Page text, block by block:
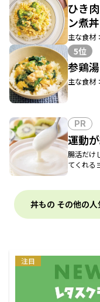
ひき
ン煮丼
主な食材
5位
参鶏
主な食材
PR
運動
腸活だけ
てくれる
丼もの その他の
注目